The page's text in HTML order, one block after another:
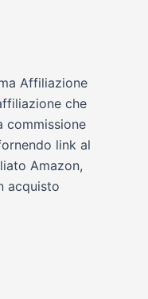
Affiliazione
che
commissione
link al
Amazon,
acquisto